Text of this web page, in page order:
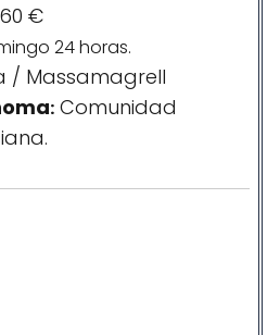
€
24 horas.
/ Massamagrell
: Comunidad